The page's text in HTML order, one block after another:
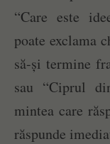
“Care este
poate exclama
să-și termine
sau “Ciprul
mintea care
răspunde